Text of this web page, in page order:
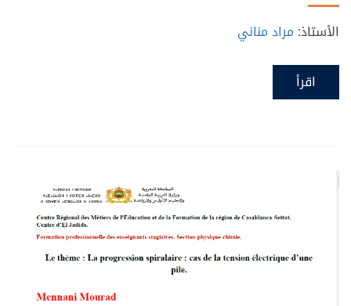
الأستاذ: مراد مناني
اقرأ